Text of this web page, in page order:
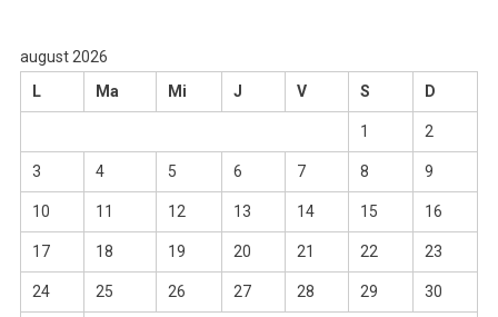
august 2026
L
Ma Mi J V S D
1 2
3 4 5 6 7 8 9
10 11 12 13 14 15 16
17 18 19 20 21 22 23
24 25 26 27 28 29 30